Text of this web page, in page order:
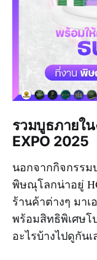
รวมบูธภายใ
EXPO 2025
นอกจากกิจกรรม
พิษณุโลกน่าอยู่
ร้านค้าต่างๆ มาเ
พร้อมสิทธิพิเศษ
อะไรบ้างไปดูกัน